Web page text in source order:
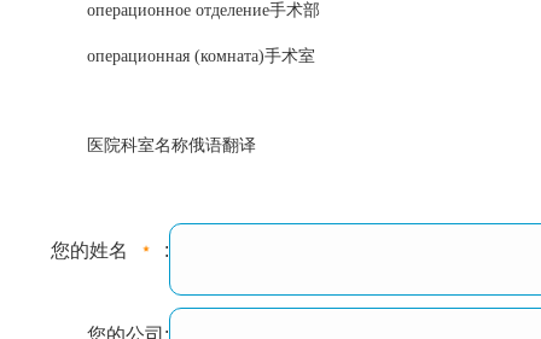
операционное отделение手术部
операционная (комната)手术室
医院科室名称俄语翻译
您的姓名 :
您的公司: